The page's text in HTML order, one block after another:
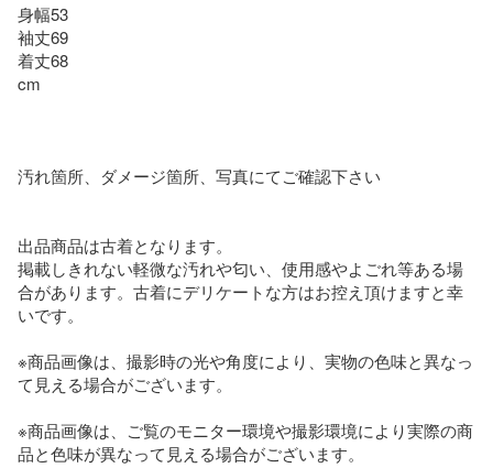
身幅53
袖丈69
着丈68
cm
汚れ箇所、ダメージ箇所、写真にてご確認下さい
出品商品は古着となります。
掲載しきれない軽微な汚れや匂い、使用感やよごれ等ある場
合があります。古着にデリケートな方はお控え頂けますと幸
いです。
※商品画像は、撮影時の光や角度により、実物の色味と異なっ
て見える場合がございます。
※商品画像は、ご覧のモニター環境や撮影環境により実際の商
品と色味が異なって見える場合がございます。